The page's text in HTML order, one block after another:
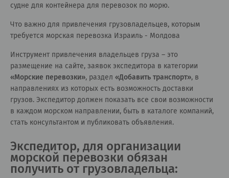
судне для контейнера для перевозок по морю.
Что важно для привлечения грузовладельцев, которым
требуется морская перевозка Израиль - Молдова
Инструмент привлечения владельцев груза – это
размещение на сайте, заявок экспедитора в категории
«Морские перевозки», раздел «Добавить транспорт», в
направлениях из которых есть возможность доставки
грузов. Экспедитор должен показать все свои возможности
в каждом морском направлении, быть в каталоге компаний,
стать консультантом и публиковать объявления.
Экспедитор, для организации
морской перевозки обязан
получить от грузовладельца: